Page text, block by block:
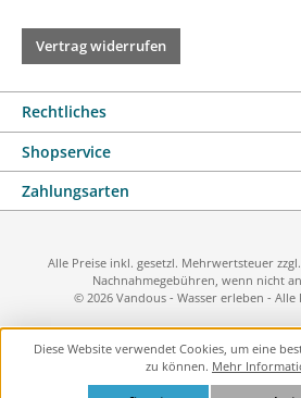
Vertrag widerrufen
Rechtliches
Shopservice
Zahlungsarten
Alle Preise inkl. gesetzl. Mehrwertsteuer zzgl.
Nachnahmegebühren, wenn nicht
© 2026 Vandous - Wasser erleben -
Diese Website verwendet Cookies, um eine
zu können. Mehr